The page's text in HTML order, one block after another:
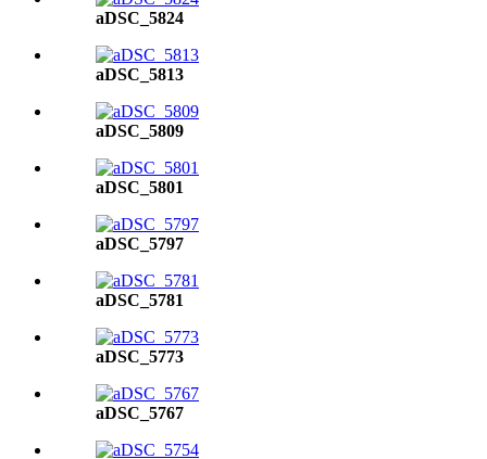
aDSC_5824
aDSC_5813
aDSC_5809
aDSC_5801
aDSC_5797
aDSC_5781
aDSC_5773
aDSC_5767